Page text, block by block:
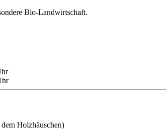
Bio-Landwirtschaft.
Holzhäuschen)